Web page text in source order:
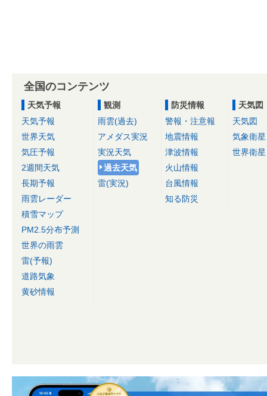
全国のコンテンツ
天気予報
天気予報
世界天気
気圧予報
2週間天気
長期予報
雨雲レーダー
積雪マップ
PM2.5分布予測
世界の雨雲
雷(予報)
道路気象
黄砂情報
観測
雨雲(過去)
アメダス実況
実況天気
過去天気
雷(実況)
防災情報
警報・注意報
地震情報
津波情報
火山情報
台風情報
知る防災
天気図
天気図
気象衛星
世界衛星